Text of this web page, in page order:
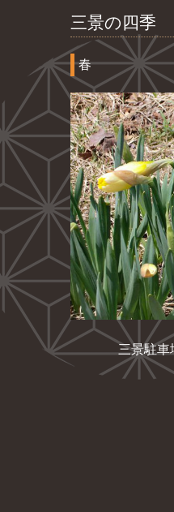
三景の四季
春
三景駐車